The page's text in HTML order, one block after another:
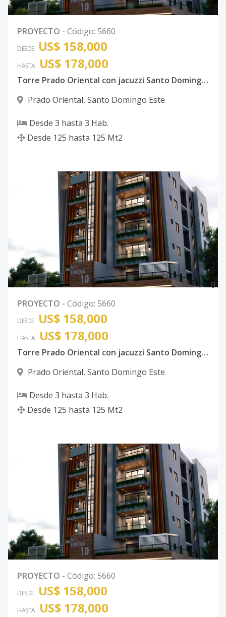
PROYECTO - Código: 5660
DESDE US$ 158,000
HASTA US$ 178,000
Torre Prado Oriental con jacuzzi Santo Domingo Este con ancestor
Prado Oriental, Santo Domingo Este
Desde 3 hasta 3 Hab.
Desde 125 hasta 125 Mt2
0
PROYECTO - Código: 5660
DESDE US$ 158,000
HASTA US$ 178,000
Torre Prado Oriental con jacuzzi Santo Domingo Este con ancestor
Prado Oriental, Santo Domingo Este
Desde 3 hasta 3 Hab.
Desde 125 hasta 125 Mt2
PROYECTO - Código: 5660
DESDE US$ 158,000
HASTA US$ 178,000